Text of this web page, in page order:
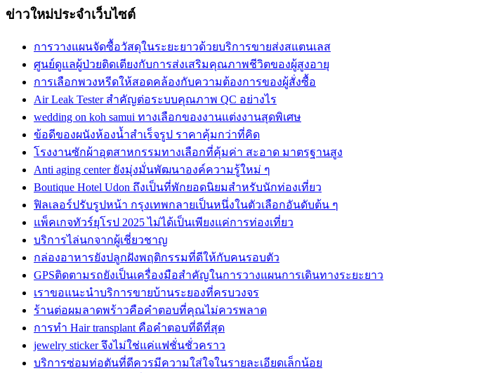
ข่าวใหม่ประจำเว็บไซต์
การวางแผนจัดซื้อวัสดุในระยะยาวด้วยบริการขายส่งสแตนเลส
ศูนย์ดูแลผู้ป่วยติดเตียงกับการส่งเสริมคุณภาพชีวิตของผู้สูงอายุ
การเลือกพวงหรีดให้สอดคล้องกับความต้องการของผู้สั่งซื้อ
Air Leak Tester สำคัญต่อระบบคุณภาพ QC อย่างไร
wedding on koh samui ทางเลือกของงานแต่งงานสุดพิเศษ
ข้อดีของผนังห้องน้ำสำเร็จรูป ราคาคุ้มกว่าที่คิด
โรงงานซักผ้าอุตสาหกรรมทางเลือกที่คุ้มค่า สะอาด มาตรฐานสูง
Anti aging center ยังมุ่งมั่นพัฒนาองค์ความรู้ใหม่ ๆ
Boutique Hotel Udon ถึงเป็นที่พักยอดนิยมสำหรับนักท่องเที่ยว
ฟิลเลอร์ปรับรูปหน้า กรุงเทพกลายเป็นหนึ่งในตัวเลือกอันดับต้น ๆ
แพ็คเกจทัวร์ยุโรป 2025 ไม่ได้เป็นเพียงแค่การท่องเที่ยว
บริการไล่นกจากผู้เชี่ยวชาญ
กล่องอาหารยังปลูกฝังพฤติกรรมที่ดีให้กับคนรอบตัว
GPSติดตามรถยังเป็นเครื่องมือสำคัญในการวางแผนการเดินทางระยะยาว
เราขอแนะนำบริการขายบ้านระยองที่ครบวงจร
ร้านต่อผมลาดพร้าวคือคำตอบที่คุณไม่ควรพลาด
การทำ Hair transplant คือคำตอบที่ดีที่สุด
jewelry sticker จึงไม่ใช่แค่แฟชั่นชั่วคราว
บริการซ่อมท่อตันที่ดีควรมีความใส่ใจในรายละเอียดเล็กน้อย